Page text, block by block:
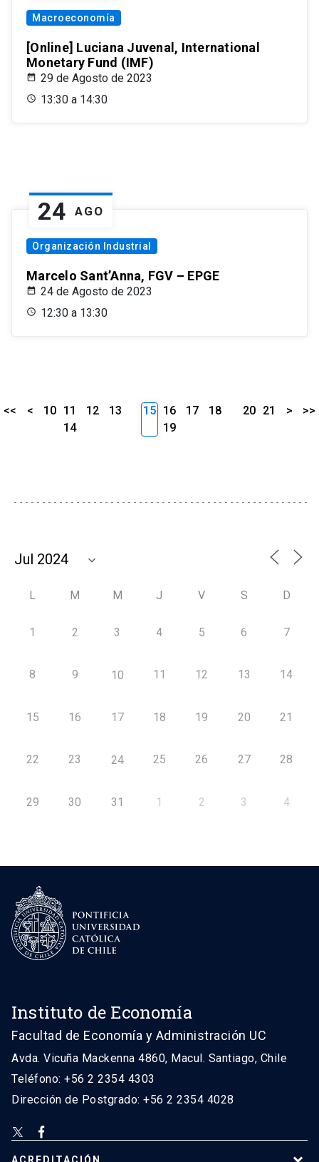
Macroeconomía
[Online] Luciana Juvenal, International
Monetary Fund (IMF)
29 de Agosto de 2023
13:30 a 14:30
24 AGO
Organización Industrial
Marcelo Sant’Anna, FGV – EPGE
24 de Agosto de 2023
12:30 a 13:30
<< < 10 11 12
13
14
15 16 17
18
19
20 21 > >>
L M M J V S D
1 2 3 4 5 6 7
8 9 10 11 12 13 14
15 16 17 18 19 20 21
22 23 24 25 26 27 28
29 30 31 1 2 3 4
Instituto de Economía
Facultad de Economía y Administración UC
Avda. Vicuña Mackenna 4860, Macul. Santiago, Chile
Teléfono: +56 2 2354 4303
Dirección de Postgrado: +56 2 2354 4028